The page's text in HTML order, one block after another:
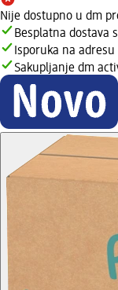
Nije dostupno u dm
Besplatna dostava
Isporuka na
Sakupljanje dm